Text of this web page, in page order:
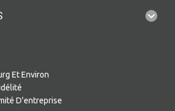
Et Environ
D'entreprise